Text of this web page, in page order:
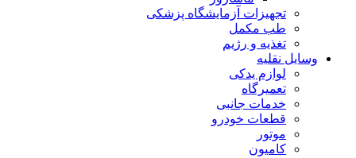
تجهیزات آزمایشگاه پزشکی
طب مکمل
تغذیه و رژیم
وسایل نقلیه
لوازم یدکی
تعمیرگاه
خدمات جانبی
قطعات خودرو
موتور
کامیون